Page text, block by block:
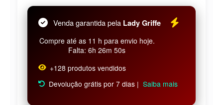
Venda garantida pela Lady Griffe
Compre até as 11 h para envio hoje.
Falta: 6h 26m 49s
+128 produtos vendidos
Devolução grátis por 7 dias | Saiba mais